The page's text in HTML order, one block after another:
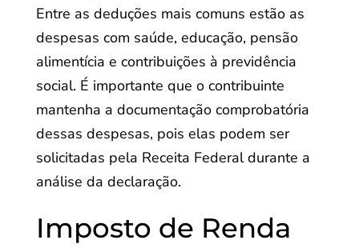
Entre as deduções mais comuns estão as
despesas com saúde, educação, pensão
alimentícia e contribuições à previdência
social. É importante que o contribuinte
mantenha a documentação comprobatória
dessas despesas, pois elas podem ser
solicitadas pela Receita Federal durante a
análise da declaração.
Imposto de Renda